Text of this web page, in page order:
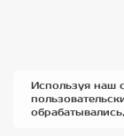
Используя наш